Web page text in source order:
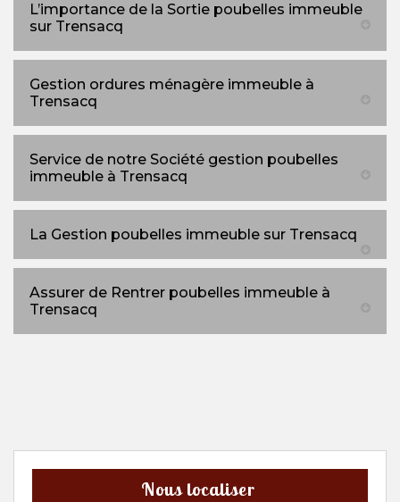
L’importance de la Sortie poubelles immeuble
sur Trensacq
Gestion ordures ménagère immeuble à
Trensacq
Service de notre Société gestion poubelles
immeuble à Trensacq
La Gestion poubelles immeuble sur Trensacq
Assurer de Rentrer poubelles immeuble à
Trensacq
Nous localiser